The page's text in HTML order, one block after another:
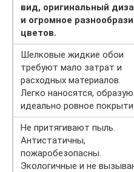
вид, оригинальный
и огромное
цветов.
Шелковые жидкие обои
требуют мало затрат и
расходных материалов.
Легко наносятся,
идеально ровное
Не притягивают пыль.
Антистатичны,
пожаробезопасны.
Экологичные и не